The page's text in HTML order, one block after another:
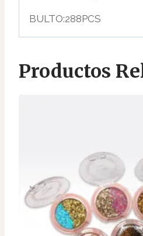
BULTO:288PCS
Productos